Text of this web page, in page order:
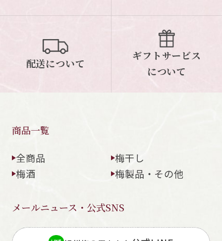
配送について
ギフトサービス
について
商品一覧
全商品
梅干し
梅酒
梅製品・その他
メールニュース・公式SNS